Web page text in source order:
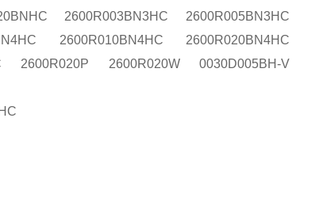
2600R003BN3HC 2600R005BN3HC
2600R010BN4HC 2600R020BN4HC
2600R020P 2600R020W 0030D005BH-V